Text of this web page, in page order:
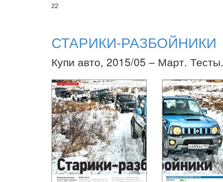
22
СТАРИКИ-РАЗБОЙНИКИ
Купи авто, 2015/05 – Март. Тесты.